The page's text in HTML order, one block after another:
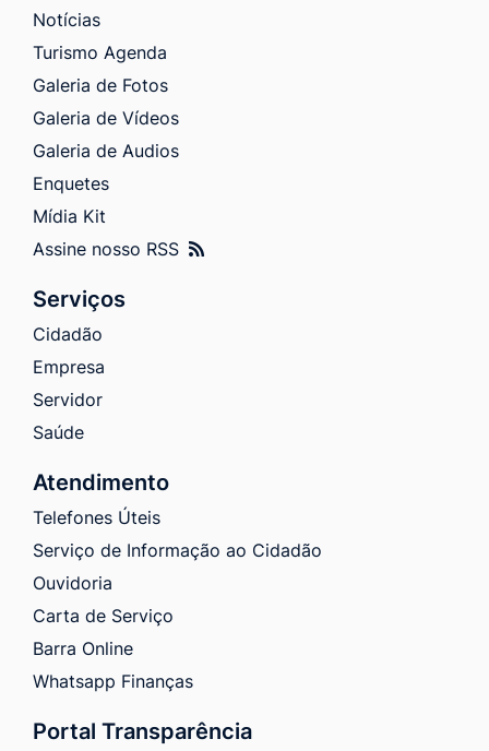
Notícias
Turismo Agenda
Galeria de Fotos
Galeria de Vídeos
Galeria de Audios
Enquetes
Mídia Kit
Assine nosso RSS
Serviços
Cidadão
Empresa
Servidor
Saúde
Atendimento
Telefones Úteis
Serviço de Informação ao Cidadão
Ouvidoria
Carta de Serviço
Barra Online
Whatsapp Finanças
Portal Transparência